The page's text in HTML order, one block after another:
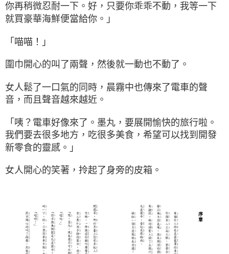
你再稍微忍耐一下。好，只要你乖乖不動，我等一下
就買豪華海鮮便當給你。」
「喵喵！」
圍巾開心的叫了兩聲，然後就一動也不動了。
女人鬆了一口氣的同時，晨霧中也傳來了電車的聲
音，而且聲音越來越近。
「咦？電車好像來了。墨丸，要展開愉快的旅行啦。
我們要去很多地方，吃很多美食，希望可以找到開發
新零食的靈感。」
女人開心的笑著，拎起了身旁的皮箱。